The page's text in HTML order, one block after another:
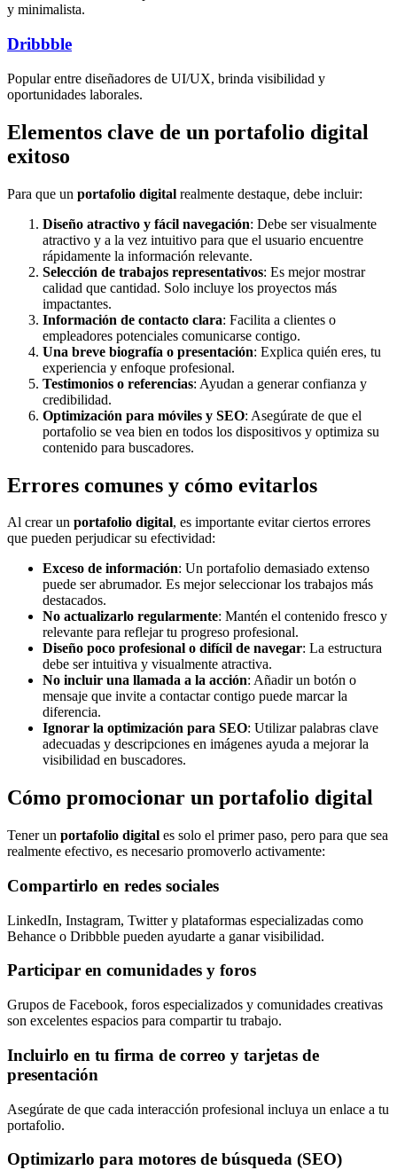
y minimalista.
Dribbble
Popular entre diseñadores de UI/UX, brinda visibilidad y
oportunidades laborales.
Elementos clave de un portafolio digital
exitoso
Para que un portafolio digital realmente destaque, debe incluir:
Diseño atractivo y fácil navegación: Debe ser visualmente
atractivo y a la vez intuitivo para que el usuario encuentre
rápidamente la información relevante.
Selección de trabajos representativos: Es mejor mostrar
calidad que cantidad. Solo incluye los proyectos más
impactantes.
Información de contacto clara: Facilita a clientes o
empleadores potenciales comunicarse contigo.
Una breve biografía o presentación: Explica quién eres, tu
experiencia y enfoque profesional.
Testimonios o referencias: Ayudan a generar confianza y
credibilidad.
Optimización para móviles y SEO: Asegúrate de que el
portafolio se vea bien en todos los dispositivos y optimiza su
contenido para buscadores.
Errores comunes y cómo evitarlos
Al crear un portafolio digital, es importante evitar ciertos errores
que pueden perjudicar su efectividad:
Exceso de información: Un portafolio demasiado extenso
puede ser abrumador. Es mejor seleccionar los trabajos más
destacados.
No actualizarlo regularmente: Mantén el contenido fresco y
relevante para reflejar tu progreso profesional.
Diseño poco profesional o difícil de navegar: La estructura
debe ser intuitiva y visualmente atractiva.
No incluir una llamada a la acción: Añadir un botón o
mensaje que invite a contactar contigo puede marcar la
diferencia.
Ignorar la optimización para SEO: Utilizar palabras clave
adecuadas y descripciones en imágenes ayuda a mejorar la
visibilidad en buscadores.
Cómo promocionar un portafolio digital
Tener un portafolio digital es solo el primer paso, pero para que sea
realmente efectivo, es necesario promoverlo activamente:
Compartirlo en redes sociales
LinkedIn, Instagram, Twitter y plataformas especializadas como
Behance o Dribbble pueden ayudarte a ganar visibilidad.
Participar en comunidades y foros
Grupos de Facebook, foros especializados y comunidades creativas
son excelentes espacios para compartir tu trabajo.
Incluirlo en tu firma de correo y tarjetas de
presentación
Asegúrate de que cada interacción profesional incluya un enlace a tu
portafolio.
Optimizarlo para motores de búsqueda (SEO)